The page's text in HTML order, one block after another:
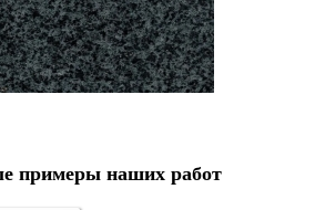
примеры наших работ